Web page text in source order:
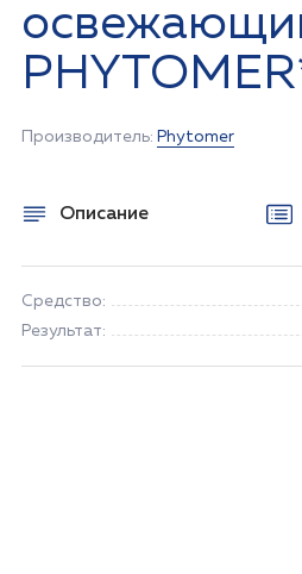
Производитель: Phytomer
Описание
Средство:
Результат: